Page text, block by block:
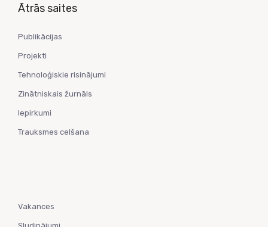
Ātrās saites
Publikācijas
Projekti
Tehnoloģiskie risinājumi
Zinātniskais žurnāls
Iepirkumi
Trauksmes celšana
Vakances